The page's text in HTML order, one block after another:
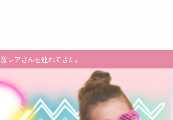
激レアさんを連れてきた。